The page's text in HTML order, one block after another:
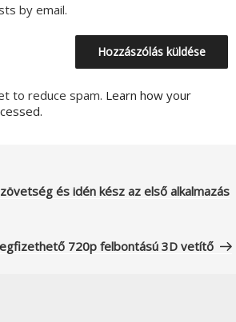
by email.
to reduce spam. Learn how your
és idén kész az első alkalmazás
720p felbontású 3D vetítő